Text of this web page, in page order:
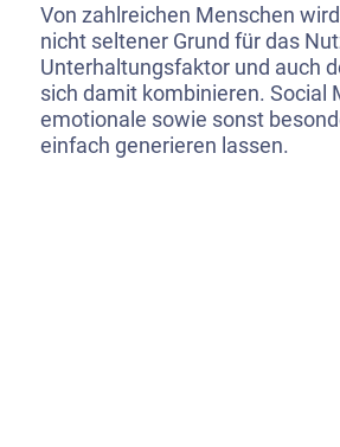
Von zahlreichen Menschen
nicht seltener Grund für das
Unterhaltungsfaktor und auch
sich damit kombinieren. Social
emotionale sowie sonst
einfach generieren lassen.